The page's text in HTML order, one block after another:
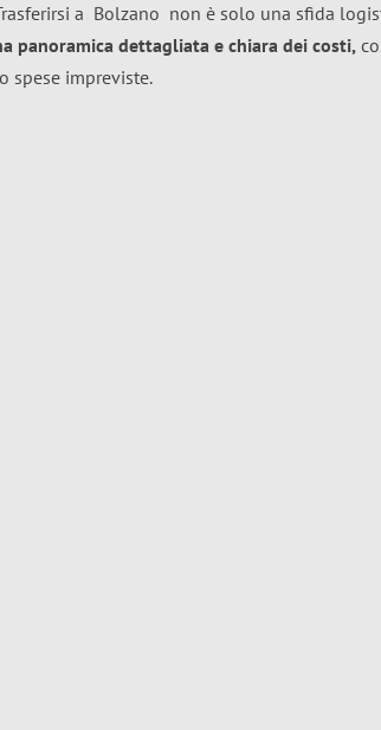
a Bolzano non è solo una sfida
panoramica dettagliata e chiara dei costi,
spese impreviste.